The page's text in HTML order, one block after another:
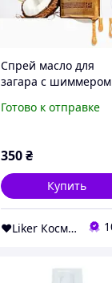
Спрей масло для
загара с шиммером
Готово к отправке
350₴
Купить
❤️Liker Косметика❤️ яка подобається